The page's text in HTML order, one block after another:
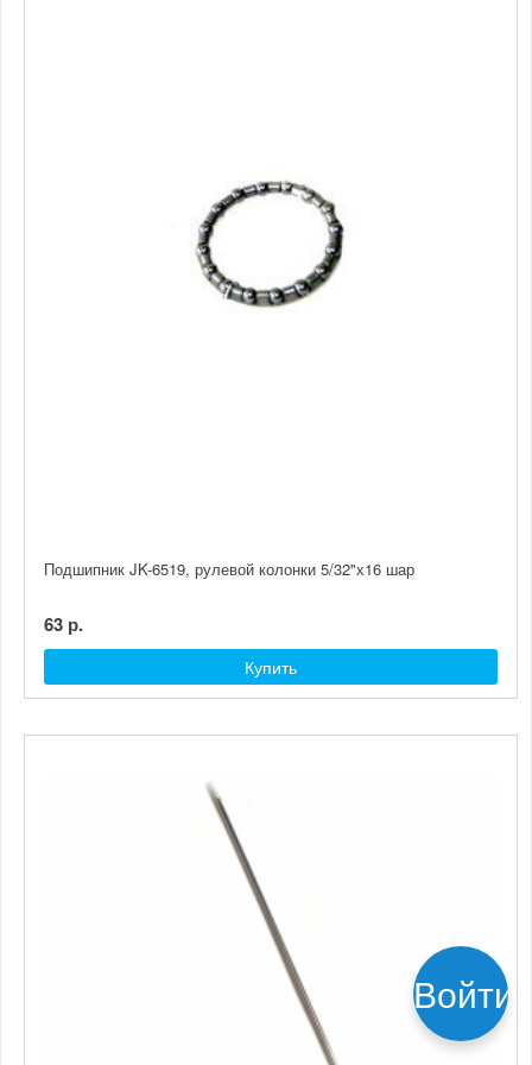
Подшипник JK-6519, рулевой колонки 5/32"х16 шар
63 р.
Купить
Войти